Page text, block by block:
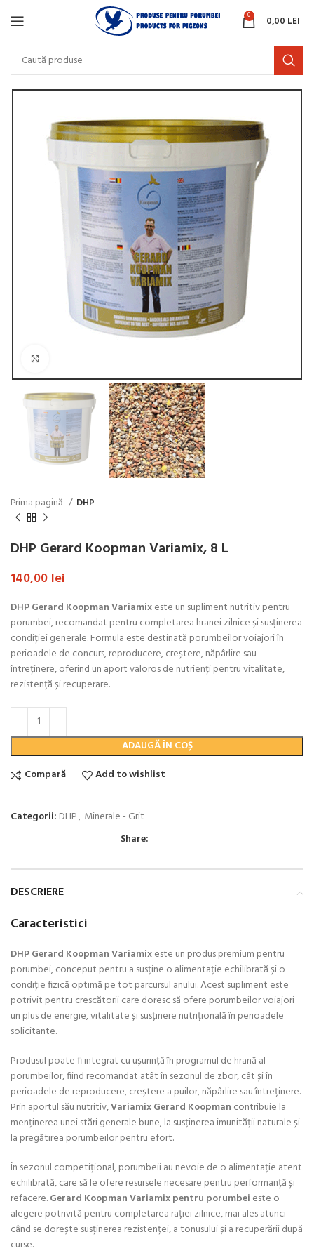
0 0,00 LEI
Prima pagină DHP
DHP Gerard Koopman Variamix, 8 L
140,00 lei
DHP Gerard Koopman Variamixeste un supliment nutritiv pentru
porumbei, recomandat pentru completarea hranei zilnice și susținerea
condiției generale. Formula este destinată porumbeilor voiajori în
perioadele de concurs, reproducere, creștere, năpârlire sau
întreținere, oferind un aport valoros de nutrienți pentru vitalitate,
rezistență și recuperare.
ADAUGĂ ÎN COȘ
Compară
Add to wishlist
Categorii: DHP, Minerale - Grit
Share:
DESCRIERE
Caracteristici
DHP Gerard Koopman Variamixeste un produs premium pentru
porumbei, conceput pentru a susține o alimentație echilibrată și o
condiție fizică optimă pe tot parcursul anului. Acest supliment este
potrivit pentru crescătorii care doresc să ofere porumbeilor voiajori
un plus de energie, vitalitate și susținere nutrițională în perioadele
solicitante.
Produsul poate fi integrat cu ușurință în programul de hrană al
porumbeilor, fiind recomandat atât în sezonul de zbor, cât și în
perioadele de reproducere, creștere a puilor, năpârlire sau întreținere.
Prin aportul său nutritiv,Variamix Gerard Koopman contribuie la
menținerea unei stări generale bune, la susținerea imunității naturale și
la pregătirea porumbeilor pentru efort.
În sezonul competițional, porumbeii au nevoie de o alimentație atent
echilibrată, care să le ofere resursele necesare pentru performanță și
refacere.Gerard Koopman Variamix pentru porumbei este o
alegere potrivită pentru completarea rației zilnice, mai ales atunci
când se dorește susținerea rezistenței, a tonusului și a recuperării după
curse.